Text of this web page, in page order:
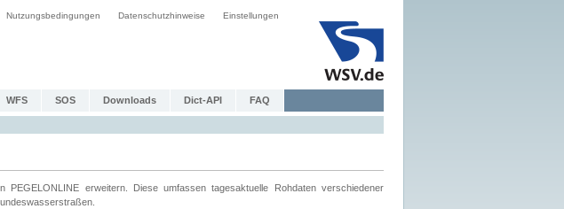
Nutzungsbedingungen Datenschutzhinweise Einstellungen
WFS SOS Downloads Dict-API FAQ
erweitern. Diese umfassen tagesaktuelle Rohdaten verschiedener